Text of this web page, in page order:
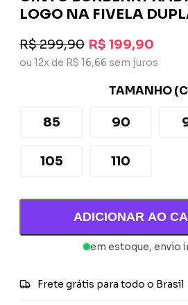
LOGO NA FIVELA
R$ 299,90 R$ 199,90
ou 12x de R$ 16,66 sem juros
TAMANHO
85 90
105 110
ADICIONAR AO
em estoque, envio
Frete grátis para todo o Brasil